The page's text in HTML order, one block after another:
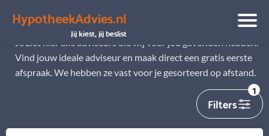
HypotheekAdvies.nl
Jij kiest, jij beslist
Alle adviseurs
Je ziet hier alle adviseurs die wij voor jou gevonden hebben.
Vind jouw ideale adviseur en maak direct een gratis eerste
afspraak. We hebben ze vast voor je gesorteerd op afstand.
Filters
1